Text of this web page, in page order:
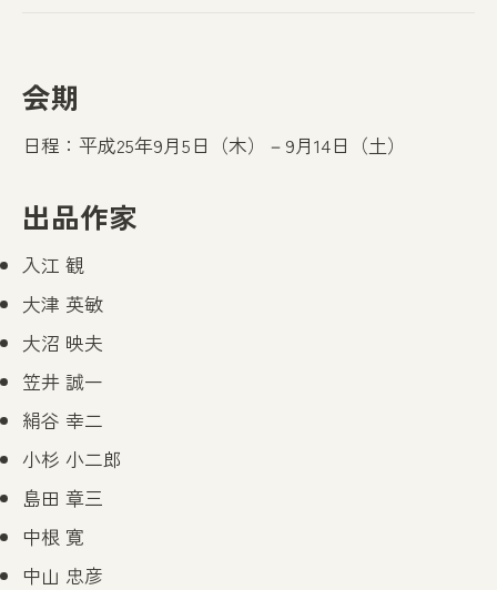
会期
日程：平成25年9月5日（木）－9月14日（土）
出品作家
入江 観
大津 英敏
大沼 映夫
笠井 誠一
絹谷 幸二
小杉 小二郎
島田 章三
中根 寛
中山 忠彦